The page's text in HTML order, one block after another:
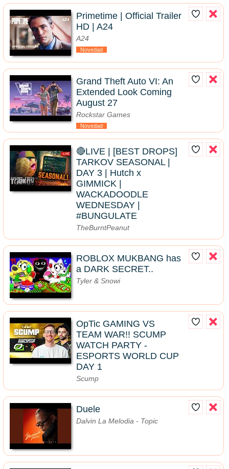
Primetime | Official Trailer
HD | A24
A24
Novedad
Grand Theft Auto VI: An
Extended Look Coming
August 27
Rockstar Games
Novedad
🔴LIVE | [BEST DROPS]
TARKOV SEASONAL |
DAY 3 | Hutch x
GIMMICK |
WACKADOODLE
WEDNESDAY |
#BUNGULATE
TheBurntPeanut
ROBLOX MUKBANG has
a DARK SECRET..
Tyler & Snowi
OpTic GAMING VS
TEAM WAR!! SCUMP
WATCH PARTY -
ESPORTS WORLD CUP
DAY 1
Scump
Duele
Dalvin La Melodia - Topic